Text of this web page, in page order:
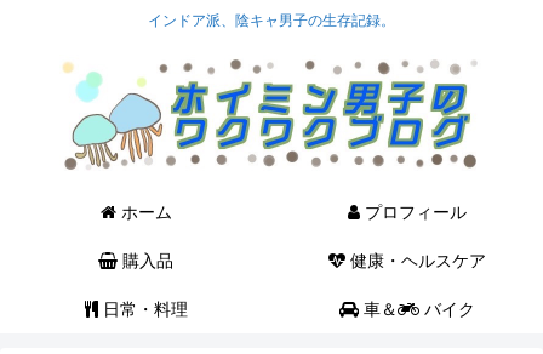
インドア派、陰キャ男子の生存記録。
ホーム プロフィール
購入品 健康・ヘルスケア
日常・料理 車＆ バイク